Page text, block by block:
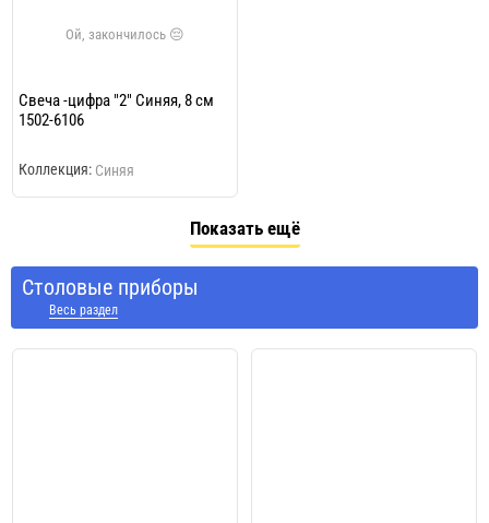
Свеча -цифра "2" Синяя, 8 см
1502-6106
Коллекция: Синяя
Показать ещё
Cтоловые приборы
Весь раздел